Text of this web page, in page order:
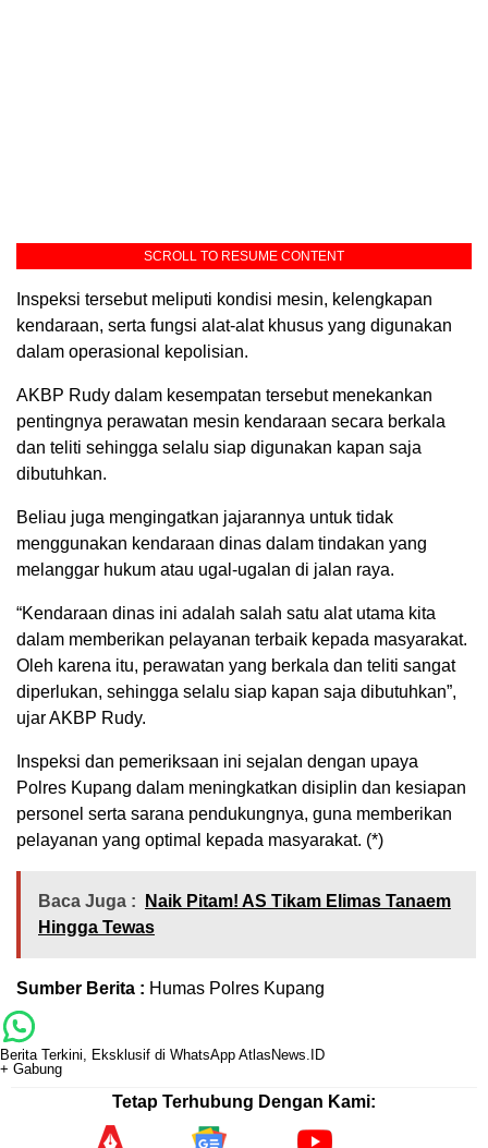
SCROLL TO RESUME CONTENT
Inspeksi tersebut meliputi kondisi mesin, kelengkapan
kendaraan, serta fungsi alat-alat khusus yang digunakan
dalam operasional kepolisian.
AKBP Rudy dalam kesempatan tersebut menekankan
pentingnya perawatan mesin kendaraan secara berkala
dan teliti sehingga selalu siap digunakan kapan saja
dibutuhkan.
Beliau juga mengingatkan jajarannya untuk tidak
menggunakan kendaraan dinas dalam tindakan yang
melanggar hukum atau ugal-ugalan di jalan raya.
“Kendaraan dinas ini adalah salah satu alat utama kita
dalam memberikan pelayanan terbaik kepada masyarakat.
Oleh karena itu, perawatan yang berkala dan teliti sangat
diperlukan, sehingga selalu siap kapan saja dibutuhkan”,
ujar AKBP Rudy.
Inspeksi dan pemeriksaan ini sejalan dengan upaya
Polres Kupang dalam meningkatkan disiplin dan kesiapan
personel serta sarana pendukungnya, guna memberikan
pelayanan yang optimal kepada masyarakat. (*)
Baca Juga :
Naik Pitam! AS Tikam Elimas Tanaem
Hingga Tewas
Sumber Berita : Humas Polres Kupang
Berita Terkini, Eksklusif di WhatsApp AtlasNews.ID
+ Gabung
Tetap Terhubung Dengan Kami: